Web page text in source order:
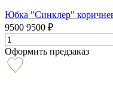
Юбка "Синклер"
9500 9500 ₽
Оформить предзаказ